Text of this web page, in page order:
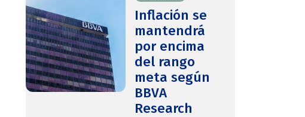
Inflación se
mantendrá
por encima
del rango
meta según
BBVA
Research